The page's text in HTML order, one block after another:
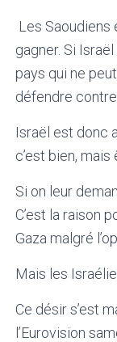
Les Saoudiens
gagner. Si
pays qui ne
défendre contre
Israël est donc
c’est bien,
Si on leur
C’est la raison
Gaza malgré
Mais les
Ce désir s’est
l’Eurovision